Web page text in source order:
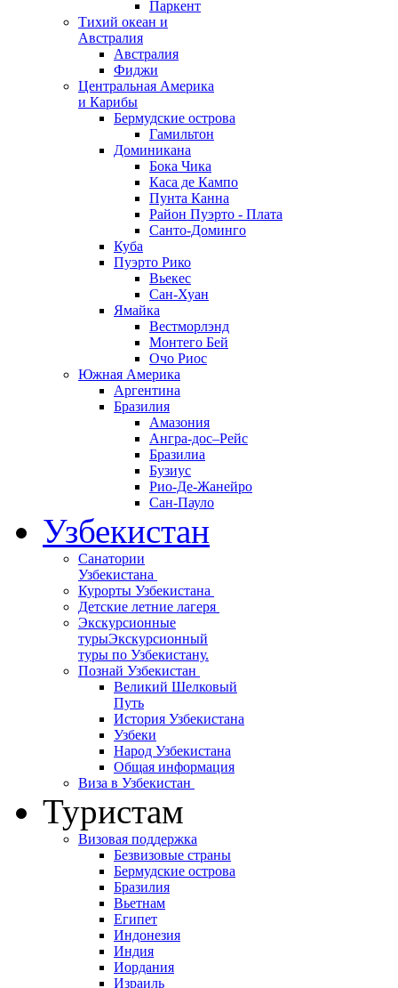
Паркент
Тихий океан и
Австралия
Австралия
Фиджи
Центральная Америка
и Карибы
Бермудские острова
Гамильтон
Доминикана
Бока Чика
Каса де Кампо
Пунта Канна
Район Пуэрто - Плата
Санто-Доминго
Куба
Пуэрто Рико
Вьекес
Сан-Хуан
Ямайка
Вестморлэнд
Монтего Бей
Очо Риос
Южная Америка
Аргентина
Бразилия
Амазония
Ангра-дос–Рейс
Бразилиа
Бузиус
Рио-Де-Жанейро
Сан-Пауло
Узбекистан
Санатории
Узбекистана
Курорты Узбекистана
Детские летние лагеря
Экскурсионные
турыЭкскурсионный
туры по Узбекистану.
Познай Узбекистан
Великий Шелковый
Путь
История Узбекистана
Узбеки
Народ Узбекистана
Общая информация
Виза в Узбекистан
Туристам
Визовая поддержка
Безвизовые страны
Бермудские острова
Бразилия
Вьетнам
Египет
Индонезия
Индия
Иордания
Израиль